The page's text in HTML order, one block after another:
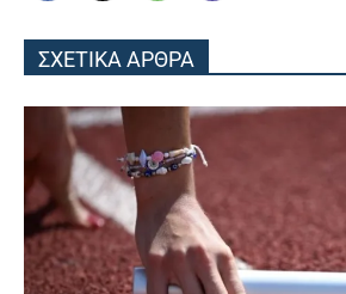
ΣΧΕΤΙΚΑ ΑΡΘΡΑ